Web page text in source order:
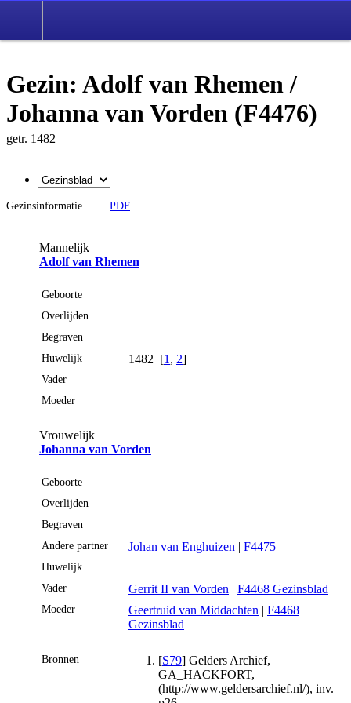
Gezin: Adolf van Rhemen /
Johanna van Vorden (F4476)
getr. 1482
Gezinsinformatie PDF
Mannelijk
Adolf van Rhemen
Geboorte
Overlijden
Begraven
Huwelijk
1482 [1, 2]
Vader
Moeder
Vrouwelijk
Johanna van Vorden
Geboorte
Overlijden
Begraven
Andere partner
Johan van Enghuizen | F4475
Huwelijk
Vader
Gerrit II van Vorden | F4468 Gezinsblad
Moeder Geertruid van Middachten | F4468
Gezinsblad
Bronnen [S79] Gelders Archief,
GA_HACKFORT,
(http://www.geldersarchief.nl/), inv.